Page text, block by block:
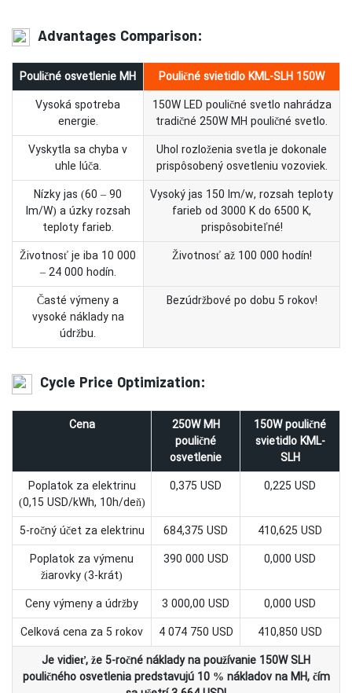
Advantages Comparison:
Pouličné osvetlenie MH
Pouličné svietidlo KML-SLH 150W
Vysoká spotreba
energie.
150W LED pouličné svetlo nahrádza
tradičné 250W MH pouličné svetlo.
Vyskytla sa chyba v
uhle lúča.
Uhol rozloženia svetla je dokonale
prispôsobený osvetleniu vozoviek.
Nízky jas (60 – 90
lm/W) a úzky rozsah
teploty farieb.
Vysoký jas 150 lm/w, rozsah teploty
farieb od 3000 K do 6500 K,
prispôsobiteľné!
Životnosť je iba 10 000
– 24 000 hodín.
Životnosť až 100 000 hodín!
Časté výmeny a
vysoké náklady na
údržbu.
Bezúdržbové po dobu 5 rokov!
Cycle Price Optimization:
Cena
250W MH
pouličné
osvetlenie
150W pouličné
svietidlo KML-
SLH
Poplatok za elektrinu
(0,15 USD/kWh, 10h/deň)
0,375 USD 0,225 USD
5-ročný účet za elektrinu 684,375 USD
410,625 USD
Poplatok za výmenu
žiarovky (3-krát)
390 000 USD 0,000 USD
Ceny výmeny a údržby 3 000,00 USD
0,000 USD
Celková cena za 5 rokov
4 074 750 USD
410,850 USD
Je vidieť, že 5-ročné náklady na používanie 150W SLH
pouličného osvetlenia predstavujú 10 % nákladov na MH, čím